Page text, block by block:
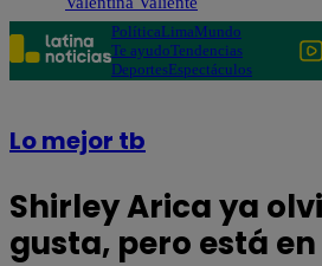
PolíticaLimaMundo
Te ayudoTendencias
DeportesEspectáculos
Lo mejor tb
Shirley Arica ya
gusta, pero está